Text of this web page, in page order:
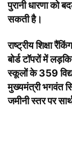
पुरानी धारणा को
सकती है।
राष्ट्रीय शिक्षा
बोर्ड टॉपरों में
स्कूलों के 359
मुख्यमंत्री भगवंत
जमीनी स्तर पर